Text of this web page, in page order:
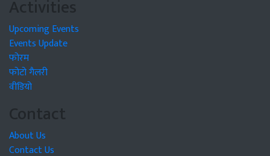
Activities
Upcoming Events
Events Update
फोरम
फोटो गैलरी
वीडियो
Contact
About Us
Contact Us